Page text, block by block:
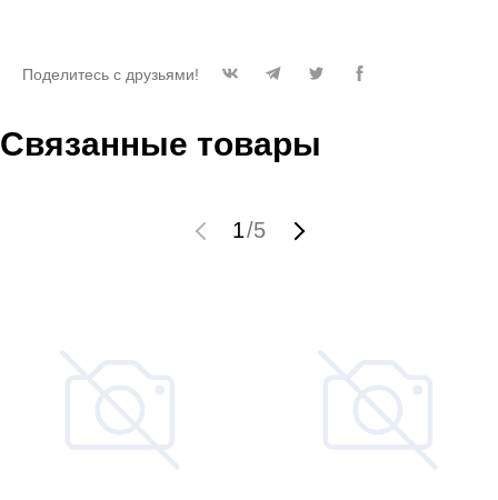
Поделитесь с друзьями!
Связанные товары
1/5